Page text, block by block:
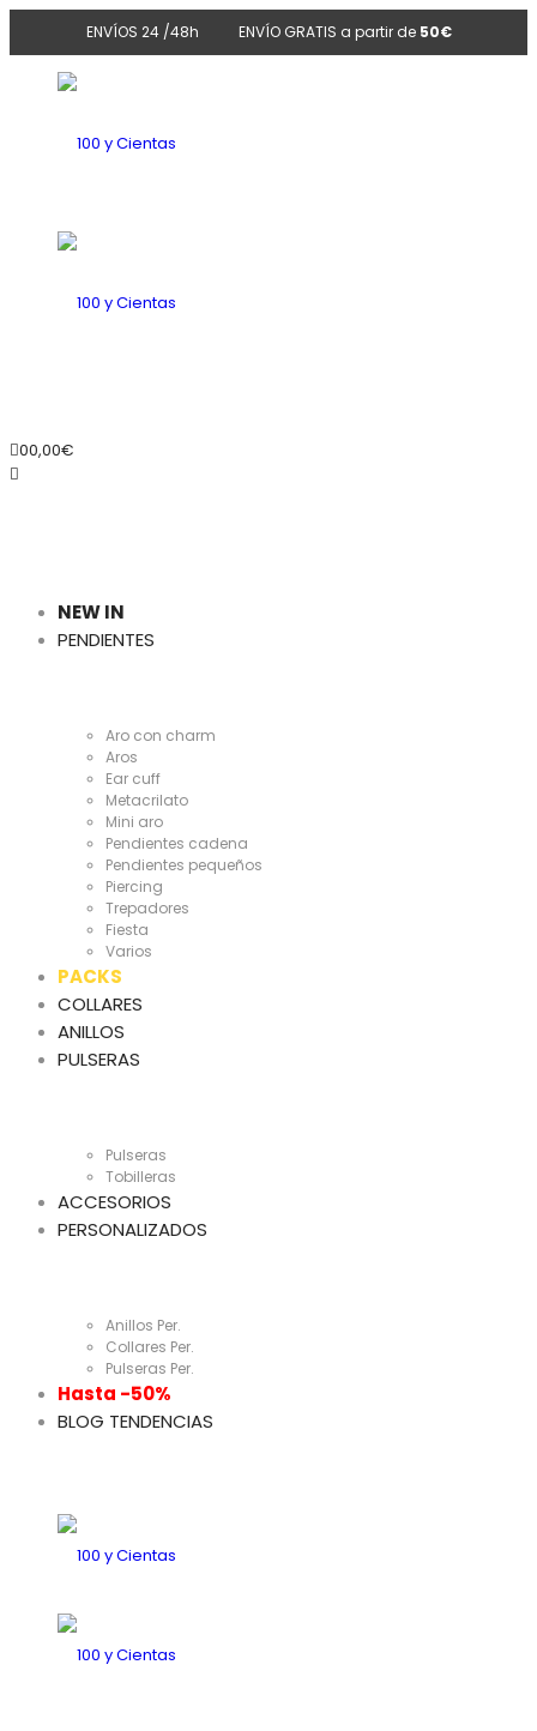
ENVÍOS 24 /48h ENVÍO GRATIS a partir de 50€
100
Cientas
00,00€
NEW IN
PENDIENTES
Aro con charm
Aros
Ear cuff
Metacrilato
Mini aro
Pendientes cadena
Pendientes pequeños
Piercing
Trepadores
Fiesta
Varios
PACKS
COLLARES
ANILLOS
PULSERAS
Pulseras
Tobilleras
ACCESORIOS
PERSONALIZADOS
Anillos Per.
Collares Per.
Pulseras Per.
Hasta -50%
BLOG TENDENCIAS